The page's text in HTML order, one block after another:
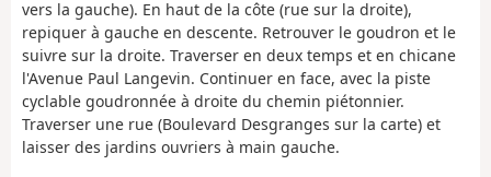
vers la gauche). En haut de la côte (rue sur la droite),
repiquer à gauche en descente. Retrouver le goudron et le
suivre sur la droite. Traverser en deux temps et en chicane
l'Avenue Paul Langevin. Continuer en face, avec la piste
cyclable goudronnée à droite du chemin piétonnier.
Traverser une rue (Boulevard Desgranges sur la carte) et
laisser des jardins ouvriers à main gauche.